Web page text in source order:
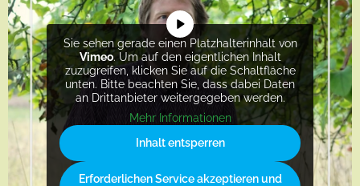
Sie sehen gerade einen Platzhalterinhalt von
Vimeo. Um auf den eigentlichen Inhalt
zuzugreifen, klicken Sie auf die Schaltfläche
unten. Bitte beachten Sie, dass dabei Daten
an Drittanbieter weitergegeben werden.
Mehr Informationen
Inhalt entsperren
Erforderlichen Service akzeptieren und